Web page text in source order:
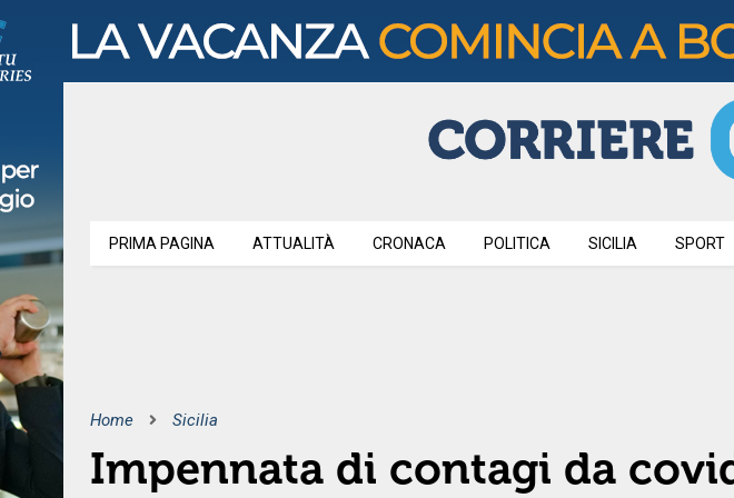
PRIMA PAGINA ATTUALITÀ CRONACA POLITICA SICILIA SPORT
Home Sicilia
Impennata di contagi da